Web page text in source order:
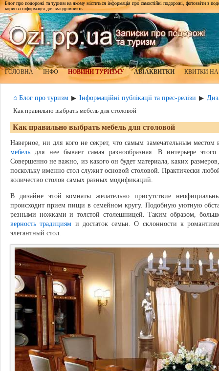
Блог про подорожі та туризм на якому міститься інформація про самостійні подорожі, фотозвіти з
корисна інформація для мандрівників
ГОЛОВНА ІНФО НОВИНИ ТУРИЗМУ АВІАКВИТКИ КВИТКИ
⌂ Блог про туризм ▶ Інформаційні публікації та прес-релізи ▶
Как правильно выбрать мебель для столовой
Как правильно выбрать мебель для столовой
Наверное, ни для кого не секрет, что самым замечательным местом
мебель для нее бывает самая разнообразная. В интерьере
Совершенно не важно, из какого он будет материала, каких
поскольку именно стол служит основой столовой. Практически
количество столов самых разных модификаций.
В дизайне этой комнаты желательно присутствие
происходит прием пищи в семейном кругу. Подобную уютную
резными ножками и толстой столешницей. Таким образом,
верность традициям и достаток семьи. О склонности к
элегантный стол.